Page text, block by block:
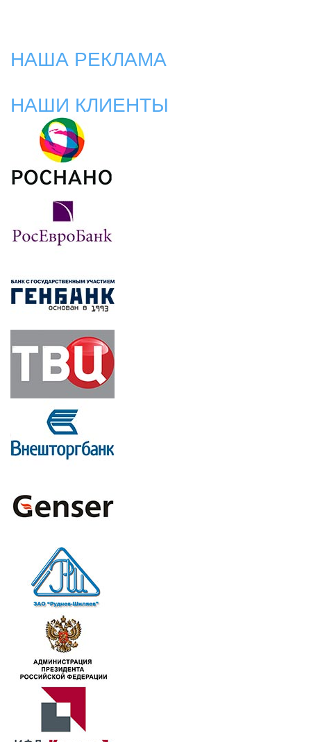
НАША РЕКЛАМА
НАШИ КЛИЕНТЫ